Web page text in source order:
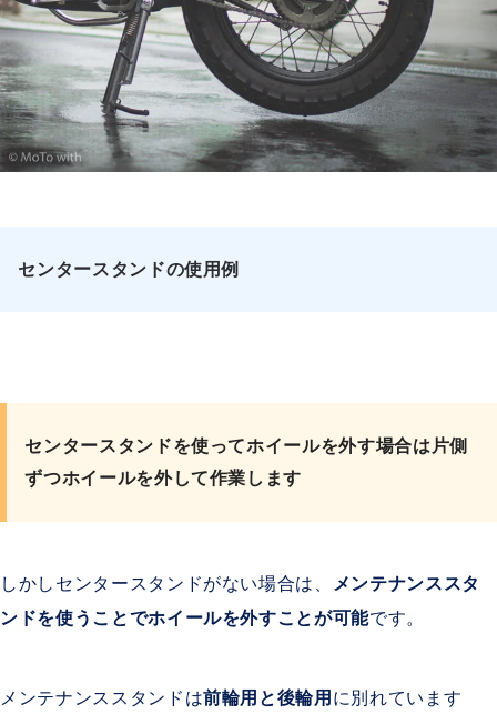
センタースタンドの使用例
センタースタンドを使ってホイールを外す場合は片側
ずつホイールを外して作業します
しかしセンタースタンドがない場合は、
メンテナンススタ
ンドを使うことでホイールを外すことが可能です。
メンテナンススタンドは前輪用と後輪用 に別れています